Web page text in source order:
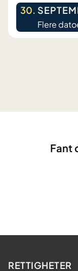
30.
Flere
Fant
RETTIGHETER